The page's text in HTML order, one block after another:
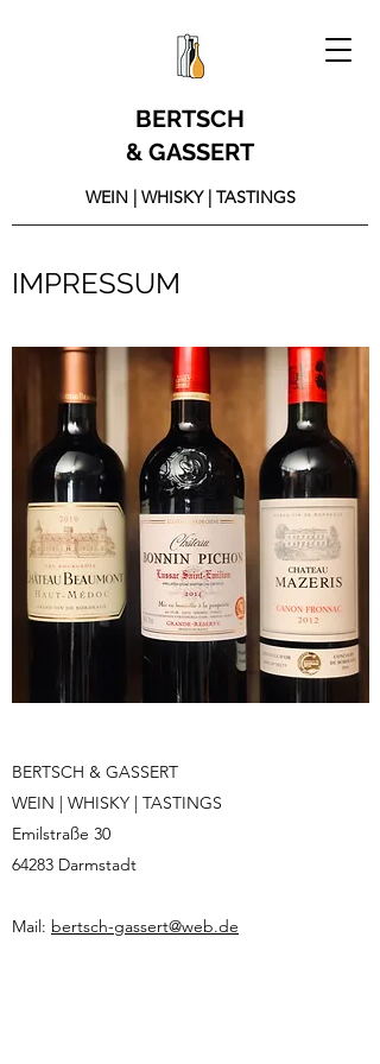
BERTSCH
& GASSERT
WEIN | WHISKY | TASTINGS
IMPRESSUM
BERTSCH & GASSERT
WEIN | WHISKY | TASTINGS
Emilstraße 30
64283 Darmstadt
Mail: bertsch-gassert@web.de